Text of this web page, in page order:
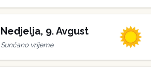
Nedjelja, 9. Avgust
Sunčano vrijeme